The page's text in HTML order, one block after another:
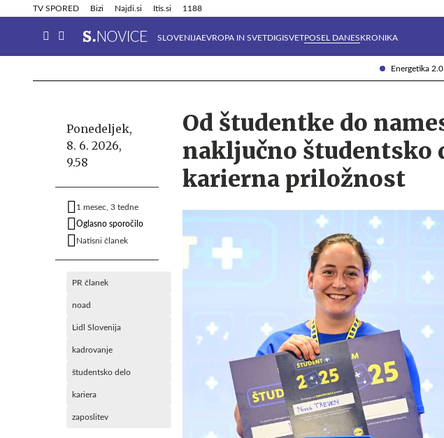
Energetika 2.0
TV SPORED Bizi Najdi.si Itis.si 1188
SLOVENIJAEVROPA IN SVETDIGISVETPOSEL DANESKRONIKA
Info in obvestila Tehnik
Ponedeljek,
8. 6. 2026,
9.58
1 mesec, 3 tedne
Oglasno sporočilo
Natisni članek
PR članek
noad
Lidl Slovenija
kadrovanje
študentsko delo
kariera
zaposlitev
Od študentke do
naključno študentsko
karierna priložnost